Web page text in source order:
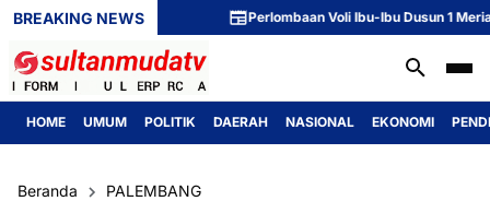
BREAKING NEWS Perlombaan Voli Ibu-Ibu Dusun 1
HOME UMUM POLITIK DAERAH NASIONAL EKONOMI
Beranda PALEMBANG